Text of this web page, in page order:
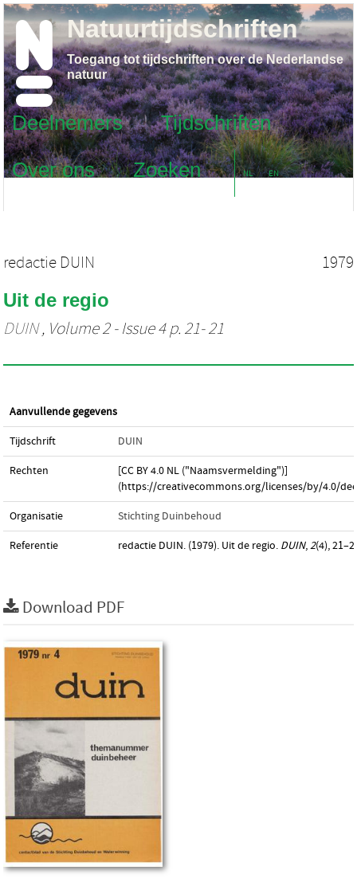
Deelnemers
Tijdschriften
Over ons
Zoeken NL EN
Natuurtijdschriften
Toegang tot tijdschriften over de Nederlandse
natuur
redactie DUIN 1979
Uit de regio
DUIN, Volume 2 - Issue 4 p. 21- 21
Aanvullende gegevens
Tijdschrift DUIN
Rechten
[CC BY 4.0 NL ("Naamsvermelding")]
(https://creativecommons.org/licenses/by/4.0/
Organisatie Stichting Duinbehoud
Referentie redactie DUIN. (1979). Uit de regio. DUIN,2(4),
Download PDF